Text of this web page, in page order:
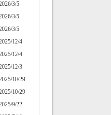
3/5
3/5
3/5
12/4
12/4
12/3
10/29
10/29
9/22